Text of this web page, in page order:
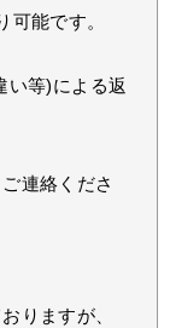
能です。
い等)による返
連絡くださ
りますが、